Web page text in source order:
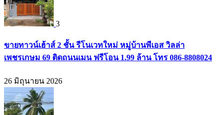
3
ขายทาวน์เฮ้าส์ 2 ชั้น รีโนเวทใหม่ หมู่บ้านพีเอส วิลล่า
เพชรเกษม 69 ติดถนนเมน ฟรีโอน 1.99 ล้าน โทร 086-8808024
26 มิถุนายน 2026